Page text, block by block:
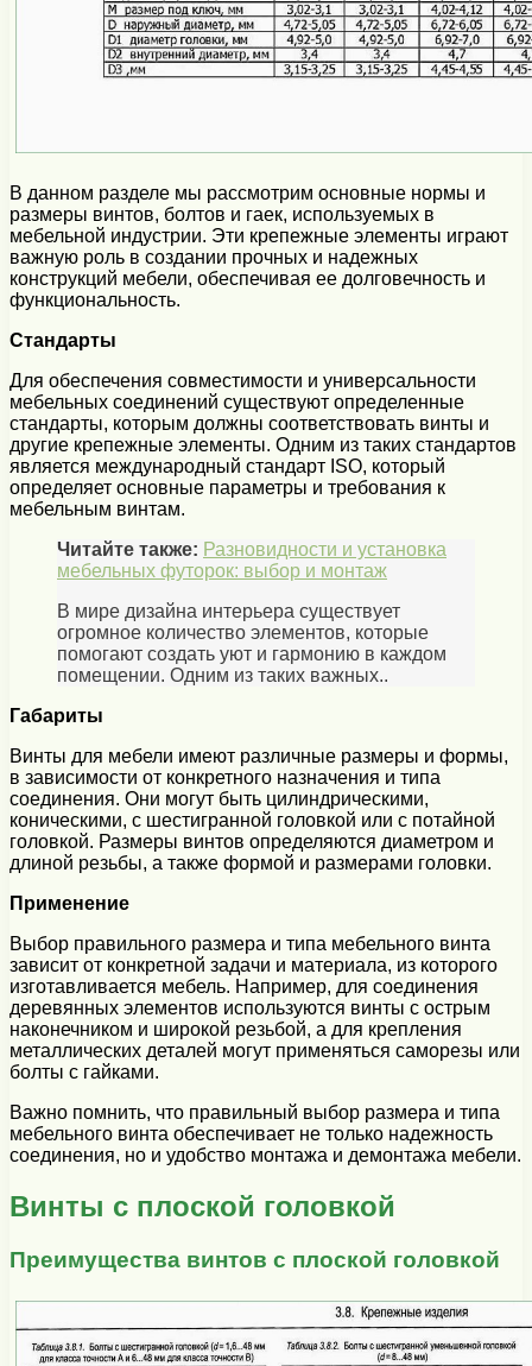
В данном разделе мы рассмотрим основные нормы и
размеры винтов, болтов и гаек, используемых в
мебельной индустрии. Эти крепежные элементы играют
важную роль в создании прочных и надежных
конструкций мебели, обеспечивая ее долговечность и
функциональность.
Стандарты
Для обеспечения совместимости и универсальности
мебельных соединений существуют определенные
стандарты, которым должны соответствовать винты и
другие крепежные элементы. Одним из таких стандартов
является международный стандарт ISO, который
определяет основные параметры и требования к
мебельным винтам.
Читайте также: Разновидности и установка
мебельных футорок: выбор и монтаж
В мире дизайна интерьера существует
огромное количество элементов, которые
помогают создать уют и гармонию в каждом
помещении. Одним из таких важных..
Габариты
Винты для мебели имеют различные размеры и формы,
в зависимости от конкретного назначения и типа
соединения. Они могут быть цилиндрическими,
коническими, с шестигранной головкой или с потайной
головкой. Размеры винтов определяются диаметром и
длиной резьбы, а также формой и размерами головки.
Применение
Выбор правильного размера и типа мебельного винта
зависит от конкретной задачи и материала, из которого
изготавливается мебель. Например, для соединения
деревянных элементов используются винты с острым
наконечником и широкой резьбой, а для крепления
металлических деталей могут применяться саморезы или
болты с гайками.
Важно помнить, что правильный выбор размера и типа
мебельного винта обеспечивает не только надежность
соединения, но и удобство монтажа и демонтажа мебели.
Винты с плоской головкой
Преимущества винтов с плоской головкой